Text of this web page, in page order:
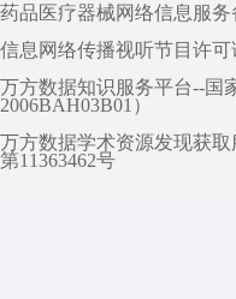
药品医疗器械网络信息服务
信息网络传播视听节目许可
万方数据知识服务平台--国
2006BAH03B01）
万方数据学术资源发现获
第11363462号